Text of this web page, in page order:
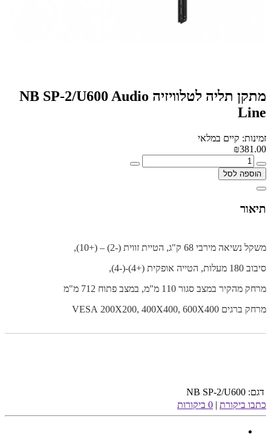
‏מתקן תליה לטלוויזיה NB SP-2/U600 Audio
Line
זמינות: קיים במלאי
₪381.00
הוספה לסל
תיאור
משקל נשיאה מירבי 68 ק"ג, הטיית זווית (-2) – (+10),
סיבוב 180 מעלות, הטייה אופקית (+4)-(-4),
מרחק מהקיר במצב סגור 110 מ"מ, במצב פתוח 712 מ"מ
מרחק ברגים
VESA 200X200, 400X400, 600X400
דגם: NB SP-2/U600
כתבו ביקורת | 0 ביקורות